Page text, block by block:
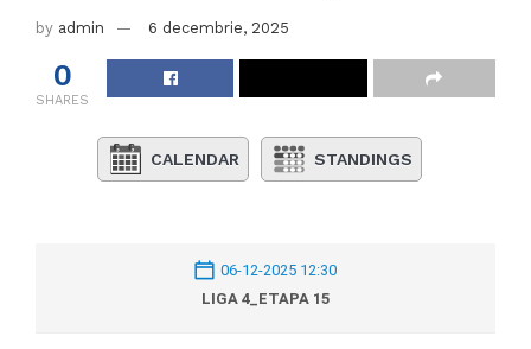
by admin 6 decembrie, 2025
0
SHARES
CALENDAR STANDINGS
06-12-2025 12:30
LIGA 4_ETAPA 15